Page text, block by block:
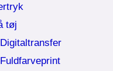
tøj
Digitaltransfer
Fuldfarveprint